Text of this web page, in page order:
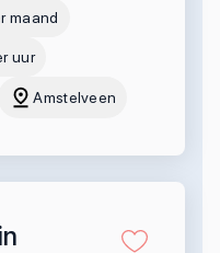
maand
uur
Amstelveen